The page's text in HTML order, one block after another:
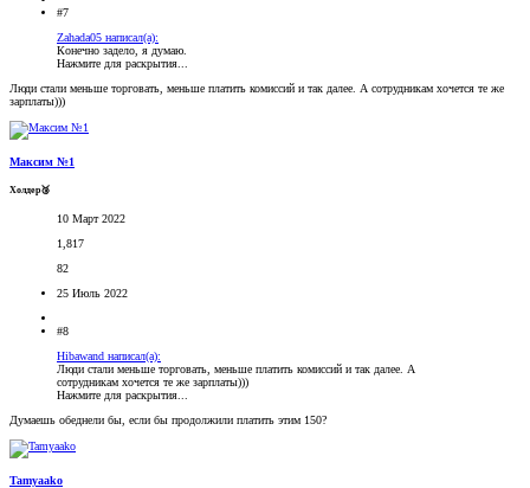
#7
Zahada05 написал(а):
Конечно задело, я думаю.
Нажмите для раскрытия...
Люди стали меньше торговать, меньше платить комиссий и так далее. А сотрудникам хочется те же
зарплаты)))
Максим №1
Холдер🥉
10 Март 2022
1,817
82
25 Июль 2022
#8
Hibawand написал(а):
Люди стали меньше торговать, меньше платить комиссий и так далее. А
сотрудникам хочется те же зарплаты)))
Нажмите для раскрытия...
Думаешь обеднели бы, если бы продолжили платить этим 150?
Tamyaako